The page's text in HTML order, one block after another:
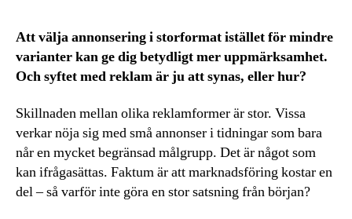
Att välja annonsering i storformat istället för mindre
varianter kan ge dig betydligt mer uppmärksamhet.
Och syftet med reklam är ju att synas, eller hur?
Skillnaden mellan olika reklamformer är stor. Vissa
verkar nöja sig med små annonser i tidningar som bara
når en mycket begränsad målgrupp. Det är något som
kan ifrågasättas. Faktum är att marknadsföring kostar en
del – så varför inte göra en stor satsning från början?